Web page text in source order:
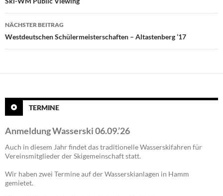
NÄCHSTER BEITRAG
Westdeutschen Schülermeisterschaften – Altastenberg ’17
TERMINE
Anmeldung Wasserski 06.09.’26
Auch in diesem Jahr findet das traditionelle Wasserskifahren für
Vereinsmitglieder der Skigemeinschaft statt.
Wir haben zwei Termine auf der Wasserskianlagen in Hamm
gemietet.